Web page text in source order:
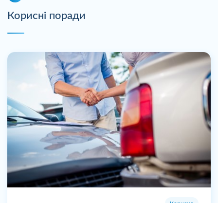
Корисні поради